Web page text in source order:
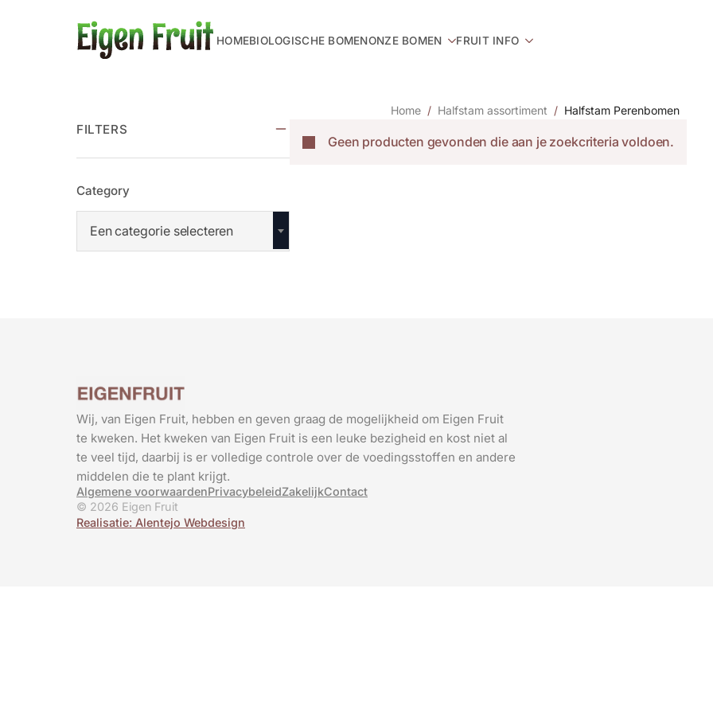
HOMEBIOLOGISCHE BOMENONZE BOMEN FRUIT INFO
Home Halfstam assortiment Halfstam Perenbomen
FILTERS
Category
Een categorie selecteren
Geen producten gevonden die aan je zoekcriteria voldoen.
Wij, van Eigen Fruit, hebben en geven graag de mogelijkheid om Eigen Fruit
te kweken. Het kweken van Eigen Fruit is een leuke bezigheid en kost niet al
te veel tijd, daarbij is er volledige controle over de voedingsstoffen en andere
middelen die te plant krijgt.
Algemene voorwaardenPrivacybeleidZakelijkContact
© 2026 Eigen Fruit
Realisatie: Alentejo Webdesign